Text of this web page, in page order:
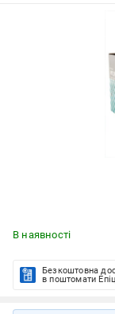
В наявності
Безкоштовна
в поштомати